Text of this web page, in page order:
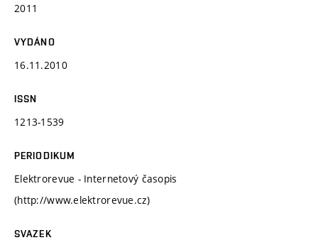
2011
VYDÁNO
16.11.2010
ISSN
1213-1539
PERIODIKUM
Elektrorevue - Internetový časopis
(http://www.elektrorevue.cz)
SVAZEK